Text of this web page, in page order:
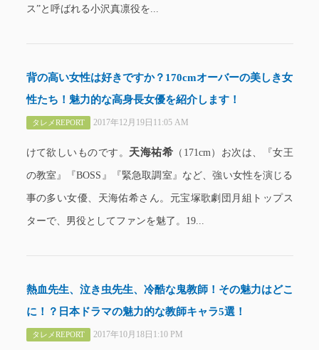
ス”と呼ばれる小沢真凛役を...
背の高い女性は好きですか？170cmオーバーの美しき女
性たち！魅力的な高身長女優を紹介します！
タレメREPORT 2017年12月19日11:05 AM
けて欲しいものです。 天海祐希 （171cm）お次は、『女王
の教室』『BOSS』『緊急取調室』など、強い女性を演じる
事の多い女優、天海佑希さん。元宝塚歌劇団月組トップス
ターで、男役としてファンを魅了。19...
熱血先生、泣き虫先生、冷酷な鬼教師！その魅力はどこ
に！？日本ドラマの魅力的な教師キャラ5選！
タレメREPORT 2017年10月18日1:10 PM